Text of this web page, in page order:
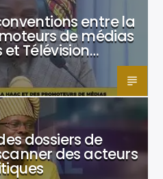
entre la
de médias
Télévision…
dossiers de
des acteurs